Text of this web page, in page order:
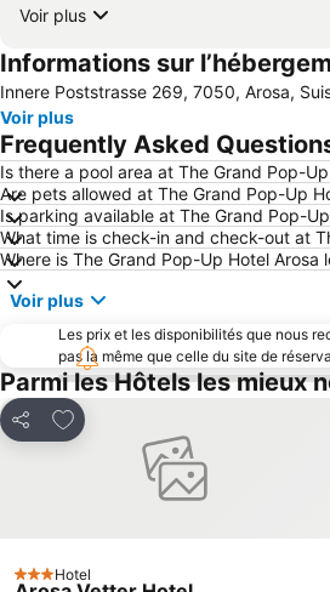
Voir plus
Informations sur
Innere Poststrasse 269, 7050, Arosa,
Voir plus
Frequently Asked
Is there a pool area at The Grand Pop-
Are pets allowed at The Grand Pop-Up
Is parking available at The Grand Pop-
What time is check-in and check-out at
Where is The Grand Pop-Up Hotel Arosa
Voir plus
Les prix et les disponibilités que nous
pas la même que celle du site de
Parmi les Hôtels les mieux
Partager
Ajouter à mes favoris
3 Étoiles
Hotel